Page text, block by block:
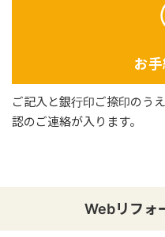
お
ご記入と銀行印ご捺印のう
認のご連絡が入ります。
Webリフォ